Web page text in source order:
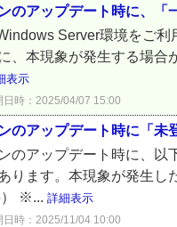
のアップデート時に、「
Server環境をご
、本現象が発生する場合
表示
日時：2025/04/07 15:00
のアップデート時に「未
のアップデート時に、以
ります。本現象が発生し
） ※... 詳細表示
日時：2025/11/04 10:00